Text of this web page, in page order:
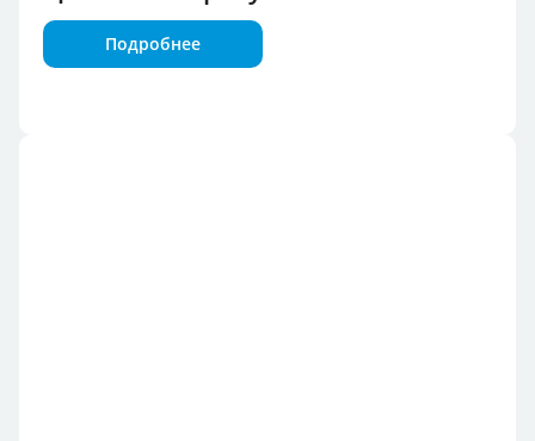
Подробнее